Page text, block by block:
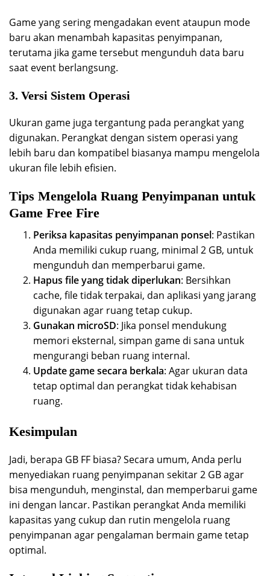
Game yang sering mengadakan event ataupun mode
baru akan menambah kapasitas penyimpanan,
terutama jika game tersebut mengunduh data baru
saat event berlangsung.
3. Versi Sistem Operasi
Ukuran game juga tergantung pada perangkat yang
digunakan. Perangkat dengan sistem operasi yang
lebih baru dan kompatibel biasanya mampu mengelola
ukuran file lebih efisien.
Tips Mengelola Ruang Penyimpanan untuk
Game Free Fire
Periksa kapasitas penyimpanan ponsel: Pastikan
Anda memiliki cukup ruang, minimal 2 GB, untuk
mengunduh dan memperbarui game.
Hapus file yang tidak diperlukan: Bersihkan
cache, file tidak terpakai, dan aplikasi yang jarang
digunakan agar ruang tetap cukup.
Gunakan microSD: Jika ponsel mendukung
memori eksternal, simpan game di sana untuk
mengurangi beban ruang internal.
Update game secara berkala: Agar ukuran data
tetap optimal dan perangkat tidak kehabisan
ruang.
Kesimpulan
Jadi, berapa GB FF biasa? Secara umum, Anda perlu
menyediakan ruang penyimpanan sekitar 2 GB agar
bisa mengunduh, menginstal, dan memperbarui game
ini dengan lancar. Pastikan perangkat Anda memiliki
kapasitas yang cukup dan rutin mengelola ruang
penyimpanan agar pengalaman bermain game tetap
optimal.